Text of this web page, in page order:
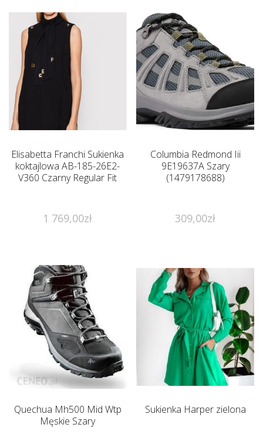
Elisabetta Franchi Sukienka
koktajlowa AB-185-26E2-
V360 Czarny Regular Fit
1 769,00zł
Columbia Redmond Iii
9E19637A Szary
(1479178688)
309,00zł
Quechua Mh500 Mid Wtp
Męskie Szary
Sukienka Harper zielona